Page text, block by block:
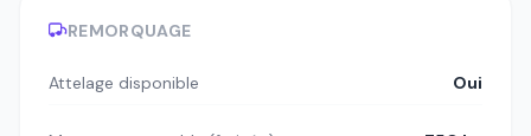
REMORQUAGE
Attelage disponible Oui